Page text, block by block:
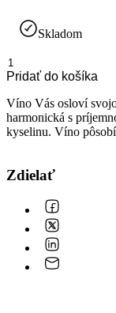
Skladom
Frankovká
Modrá
Rosé
Pridať do košíka
Víno Vás osloví
harmonická s
kyselinu. Víno
Zdielať